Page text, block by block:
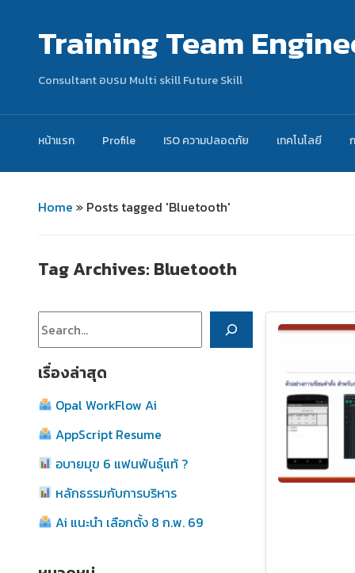
Training Team
Consultant อบรม Multi skill Future Skill
หน้าแรก Profile ISO ความปลอดภัย เทคโนโลยี
Home » Posts tagged 'Bluetooth'
Tag Archives: Bluetooth
เรื่องล่าสุด
Opal WorkFlow Ai
AppScript Resume
อบายมุข 6 แฟนพันธุ์แท้ ?
หลักธรรมกับการบริหาร
Ai แนะนำ เลือกตั้ง 8 ก.พ. 69